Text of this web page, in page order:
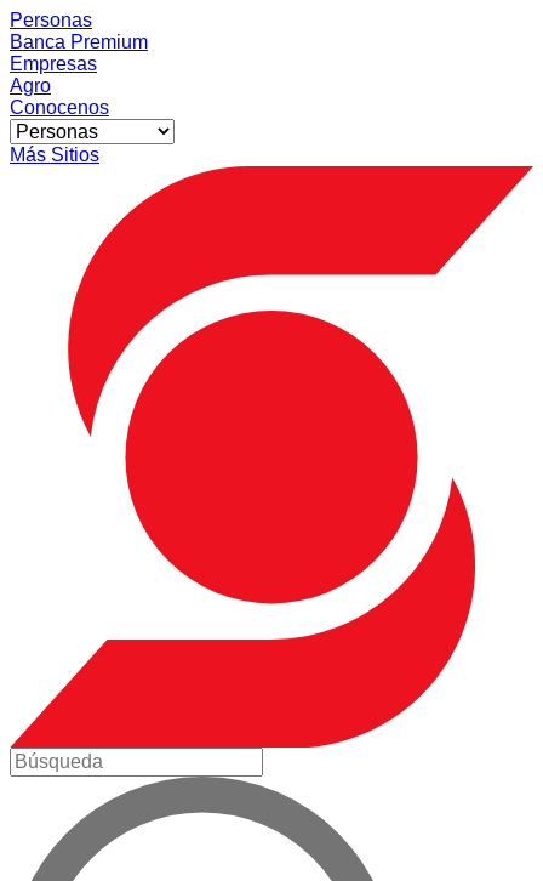
Personas
Banca Premium
Empresas
Agro
Conocenos
Más Sitios